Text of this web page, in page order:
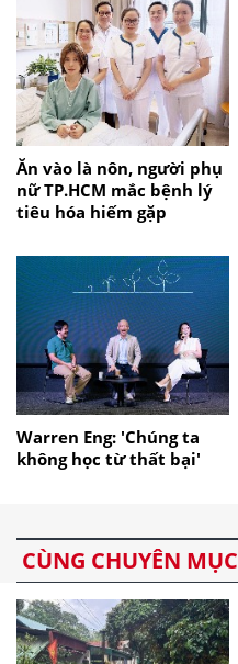
Ăn vào là nôn, người phụ
nữ TP.HCM mắc bệnh lý
tiêu hóa hiếm gặp
Warren Eng: 'Chúng ta
không học từ thất bại'
CÙNG CHUYÊN MỤC